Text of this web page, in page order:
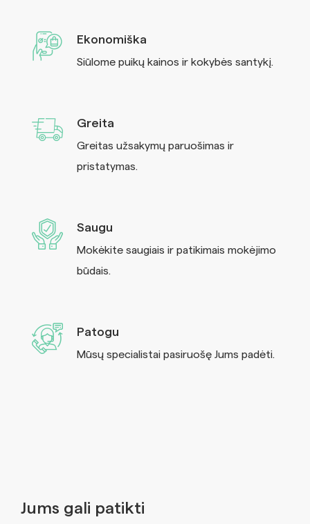
Ekonomiška
Siūlome puikų kainos ir kokybės santykį.
Greita
Greitas užsakymų paruošimas ir
pristatymas.
Saugu
Mokėkite saugiais ir patikimais mokėjimo
būdais.
Patogu
Mūsų specialistai pasiruošę Jums padėti.
Jums gali patikti